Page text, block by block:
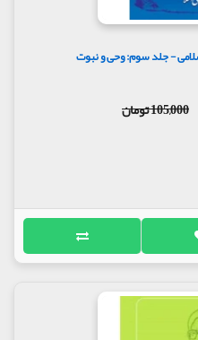
- جلد سوم: وحی و نبوت
105,000 تومان